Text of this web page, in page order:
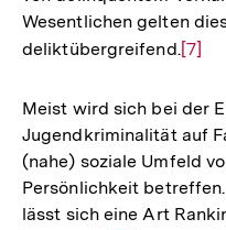
Wesentlichen gelten
deliktübergreifend.Zur
der
[7]
Meist wird sich bei der
Jugendkriminalität auf
(nahe) soziale Umfeld
Persönlichkeit
lässt sich eine Art